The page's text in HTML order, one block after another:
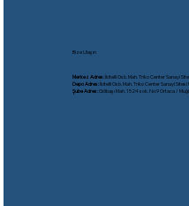
Bize Ulaşın
Merkez Adres:İkitelli Osb. Mah. Triko Center Sanayi
Depo Adres:İkitelli Osb. Mah. Triko Center Sanayi
Şube Adres:Gölbaşı Mah. 1524 sok. No:9 Ortaca /